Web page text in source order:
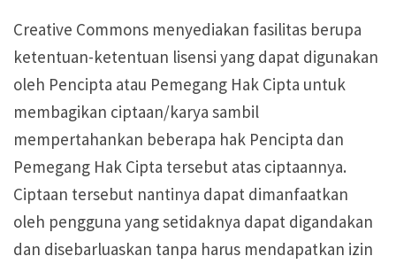
Creative Commons menyediakan fasilitas berupa
ketentuan-ketentuan lisensi yang dapat digunakan
oleh Pencipta atau Pemegang Hak Cipta untuk
membagikan ciptaan/karya sambil
mempertahankan beberapa hak Pencipta dan
Pemegang Hak Cipta tersebut atas ciptaannya.
Ciptaan tersebut nantinya dapat dimanfaatkan
oleh pengguna yang setidaknya dapat digandakan
dan disebarluaskan tanpa harus mendapatkan izin